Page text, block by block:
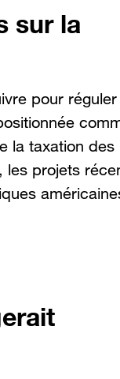
sur la
pour
la taxation des
les projets